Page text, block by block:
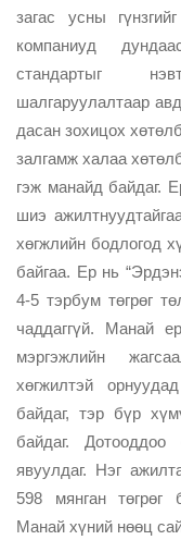
загас усны
компаниуд
стандартыг
шалгаруулалтаар
дасан зохицох
залгамж халаа
гэж манайд байдаг.
шиэ
хөгжлийн бодлогод
байгаа. Ер нь
4-5 тэрбум төгрөг
чаддаггүй. Манай
мэргэжлийн
хөгжилтэй
байдаг, тэр бүр
байдаг.
явуулдаг. Нэг
598 мянган төгрөг
Манай хүний нөөц